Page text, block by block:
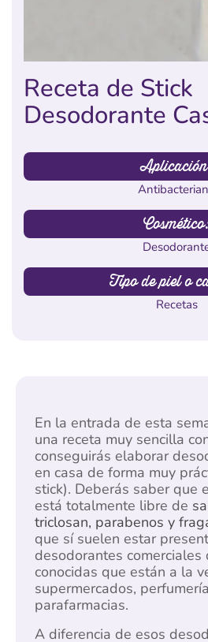
Receta de Stick
Desodorante
Tipo de piel o
Recetas
En la entrada de esta
una receta muy sencilla
conseguirás elaborar
en casa de forma muy
stick). Deberás saber que
está totalmente libre de
triclosan, parabenos y
que sí suelen estar
desodorantes comerciales
conocidas que están a la
supermercados,
parafarmacias.
A diferencia de esos